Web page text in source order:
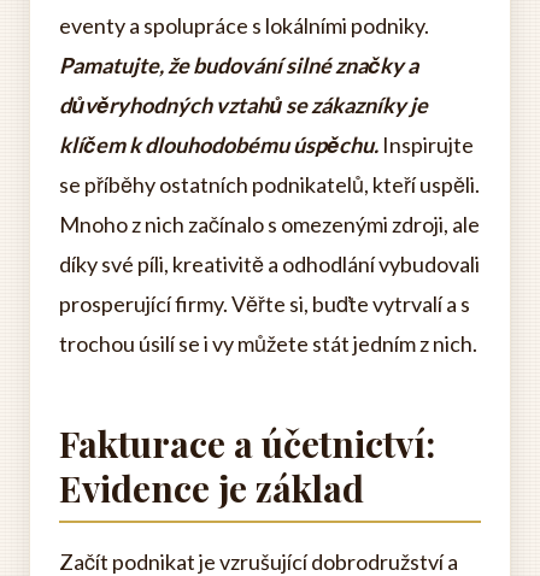
eventy a spolupráce s lokálními podniky.
Pamatujte, že budování silné značky a
důvěryhodných vztahů se zákazníky je
klíčem k dlouhodobému úspěchu. Inspirujte
se příběhy ostatních podnikatelů, kteří uspěli.
Mnoho z nich začínalo s omezenými zdroji, ale
díky své píli, kreativitě a odhodlání vybudovali
prosperující firmy. Věřte si, buďte vytrvalí a s
trochou úsilí se i vy můžete stát jedním z nich.
Fakturace a účetnictví:
Evidence je základ
Začít podnikat je vzrušující dobrodružství a